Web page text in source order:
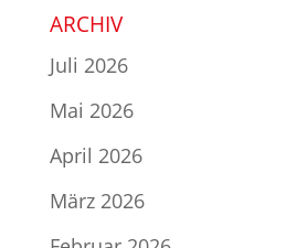
ARCHIV
Juli 2026
Mai 2026
April 2026
März 2026